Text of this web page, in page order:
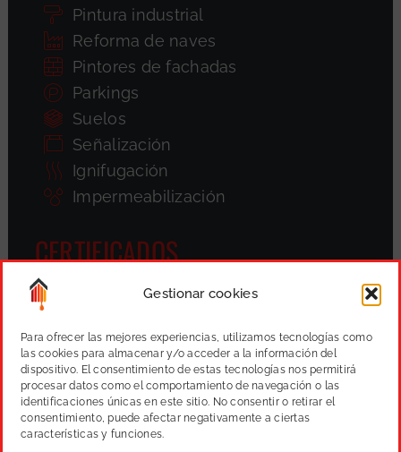
Gestionar cookies
Para ofrecer las mejores experiencias, utilizamos tecnologías como
las cookies para almacenar y/o acceder a la información del
dispositivo. El consentimiento de estas tecnologías nos permitirá
procesar datos como el comportamiento de navegación o las
identificaciones únicas en este sitio. No consentir o retirar el
consentimiento, puede afectar negativamente a ciertas
características y funciones.
Pintura industrial
Reforma de naves
Pintores de fachadas
Parkings
Suelos
Señalización
Ignifugación
Impermeabilización
CERTIFICADOS